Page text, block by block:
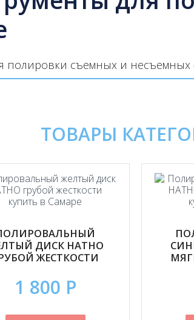
полировки съемных и несъемных
ТОВАРЫ
ДИСК HATHO
ЖЕСТКОСТИ
1 800 Р